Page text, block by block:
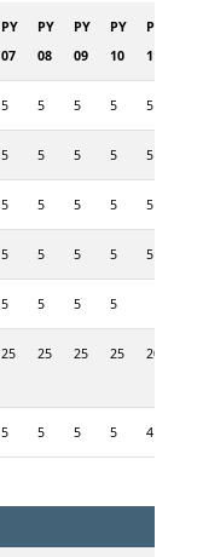
PY
07
PY
08
PY
09
PY
10
PY
11
5 5 5 5 5
5 5 5 5 5
5 5 5 5 5
5 5 5 5 5
5 5 5 5
25 25 25 25 20
5 5 5 5 4